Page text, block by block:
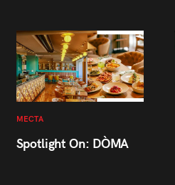
МЕСТА
Spotlight On: DÒMA